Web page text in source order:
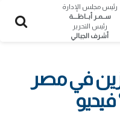
رئيس مجلس الإدارة
ســمـر أبــاظــــة
رئيس التحرير
أشرف الجبالي
في مصر